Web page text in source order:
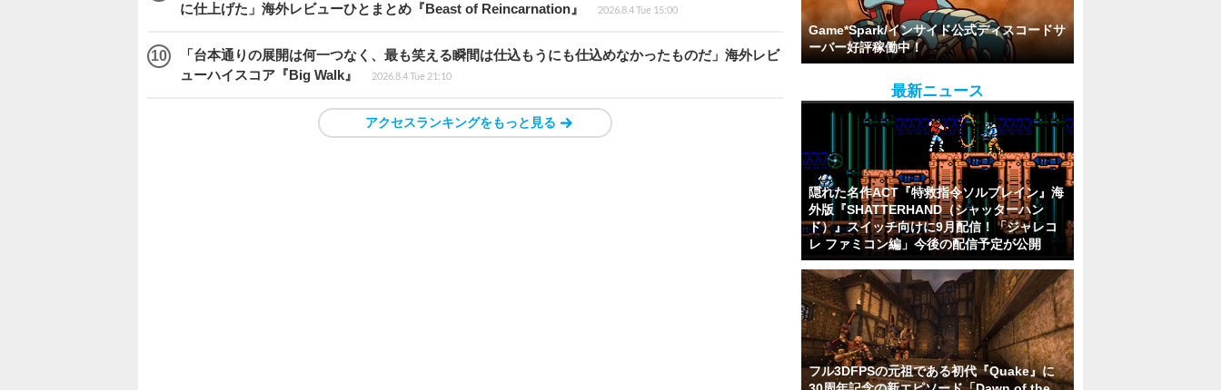
に仕上げた」海外レビューひとまとめ『Beast of Reincarnation』
2026.8.4 Tue 15:00
「台本通りの展開は何一つなく、最も笑える瞬間は仕込もうにも仕込めなかったものだ」海外レビ
ューハイスコア『Big Walk』
2026.8.4 Tue 21:10
アクセスランキングをもっと見る
Game*Spark/インサイド公式ディスコードサ
ーバー好評稼働中！
最新ニュース
隠れた名作ACT『特救指令ソルブレイン』海
外版『SHATTERHAND（シャッターハン
ド）』スイッチ向けに9月配信！「ジャレコ
レ ファミコン編」今後の配信予定が公開
フル3DFPSの元祖である初代『Quake』に